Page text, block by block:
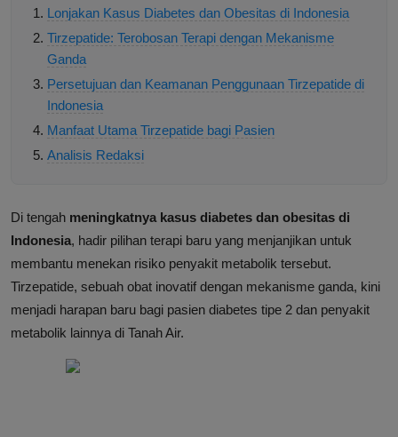
Lonjakan Kasus Diabetes dan Obesitas di Indonesia
Tirzepatide: Terobosan Terapi dengan Mekanisme
Ganda
Persetujuan dan Keamanan Penggunaan Tirzepatide di
Indonesia
Manfaat Utama Tirzepatide bagi Pasien
Analisis Redaksi
Di tengah meningkatnya kasus diabetes dan obesitas di
Indonesia, hadir pilihan terapi baru yang menjanjikan untuk
membantu menekan risiko penyakit metabolik tersebut.
Tirzepatide, sebuah obat inovatif dengan mekanisme ganda, kini
menjadi harapan baru bagi pasien diabetes tipe 2 dan penyakit
metabolik lainnya di Tanah Air.